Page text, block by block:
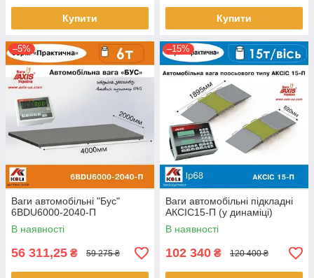
Купити Купити
–5%
Ваги автомобільні "Бус"
6BDU6000-2040-П
В наявності
56 311,25 ₴ 59 275 ₴
–15%
Ваги автомобільні підкладні
АКСІС15-П (у динаміці)
В наявності
102 340 ₴ 120 400 ₴